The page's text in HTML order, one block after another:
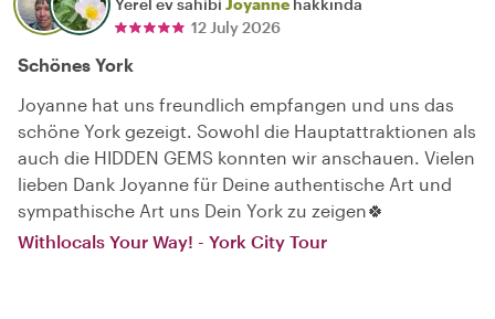
12 July 2026
Schönes York
Joyanne hat uns freundlich empfangen und uns das
schöne York gezeigt. Sowohl die Hauptattraktionen als
auch die HIDDEN GEMS konnten wir anschauen. Vielen
lieben Dank Joyanne für Deine authentische Art und
sympathische Art uns Dein York zu zeigen🍀
Withlocals Your Way! - York City Tour